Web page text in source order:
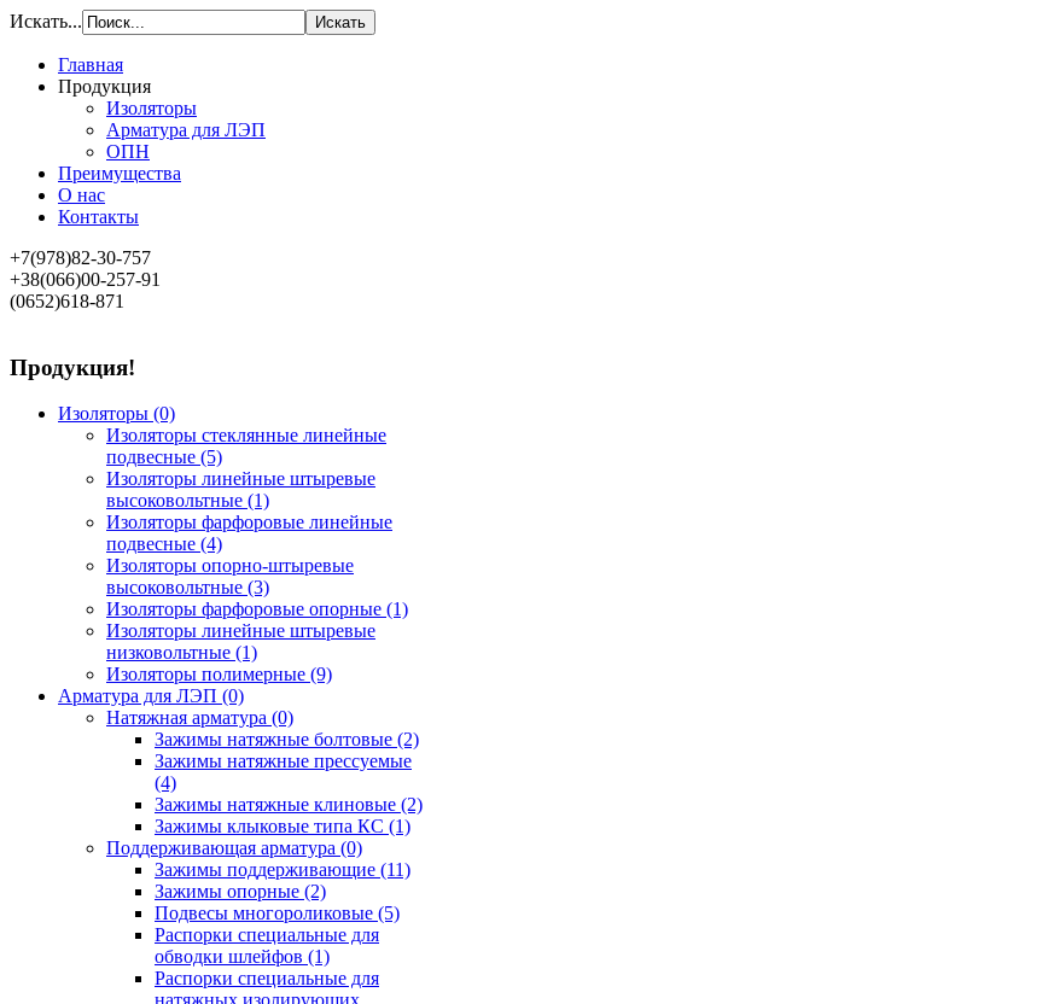
Искать...
Главная
Продукция
Изоляторы
Арматура для ЛЭП
ОПН
Преимущества
О нас
Контакты
+7(978)82-30-757
+38(066)00-257-91
(0652)618-871
Продукция!
Изоляторы (0)
Изоляторы стеклянные линейные
подвесные (5)
Изоляторы линейные штыревые
высоковольтные (1)
Изоляторы фарфоровые линейные
подвесные (4)
Изоляторы опорно-штыревые
высоковольтные (3)
Изоляторы фарфоровые опорные (1)
Изоляторы линейные штыревые
низковольтные (1)
Изоляторы полимерные (9)
Арматура для ЛЭП (0)
Натяжная арматура (0)
Зажимы натяжные болтовые (2)
Зажимы натяжные прессуемые
(4)
Зажимы натяжные клиновые (2)
Зажимы клыковые типа КС (1)
Поддерживающая арматура (0)
Зажимы поддерживающие (11)
Зажимы опорные (2)
Подвесы многороликовые (5)
Распорки специальные для
обводки шлейфов (1)
Распорки специальные для